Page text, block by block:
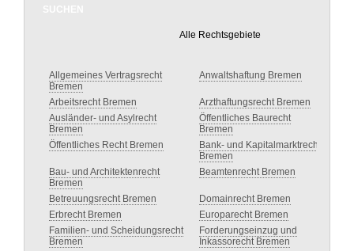
Alle Rechtsgebiete
Allgemeines Vertragsrecht
Bremen
Anwaltshaftung Bremen
Arbeitsrecht Bremen
Arzthaftungsrecht Bremen
Ausländer- und Asylrecht
Bremen
Öffentliches Baurecht
Bremen
Öffentliches Recht Bremen
Bank- und Kapitalmarktrecht
Bremen
Bau- und Architektenrecht
Bremen
Beamtenrecht Bremen
Betreuungsrecht Bremen
Domainrecht Bremen
Erbrecht Bremen
Europarecht Bremen
Familien- und Scheidungsrecht
Bremen
Forderungseinzug und
Inkassorecht Bremen